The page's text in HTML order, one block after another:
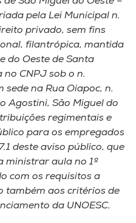
pela Lei Municipal n.
privado, sem fins
filantrópica, mantida
do Oeste de Santa
CNPJ sob o n.
na Rua Oiapoc, n.
Agostini, São Miguel do
regimentais e
para os empregados
deste aviso público, que
ministrar aula no 1º
com os requisitos a
também aos critérios de
da UNOESC.